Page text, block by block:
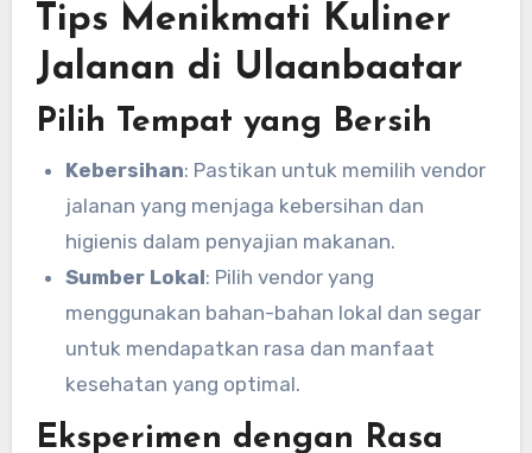
Tips Menikmati Kuliner
Jalanan di Ulaanbaatar
Pilih Tempat yang Bersih
Kebersihan: Pastikan untuk memilih vendor
jalanan yang menjaga kebersihan dan
higienis dalam penyajian makanan.
Sumber Lokal: Pilih vendor yang
menggunakan bahan-bahan lokal dan segar
untuk mendapatkan rasa dan manfaat
kesehatan yang optimal.
Eksperimen dengan Rasa